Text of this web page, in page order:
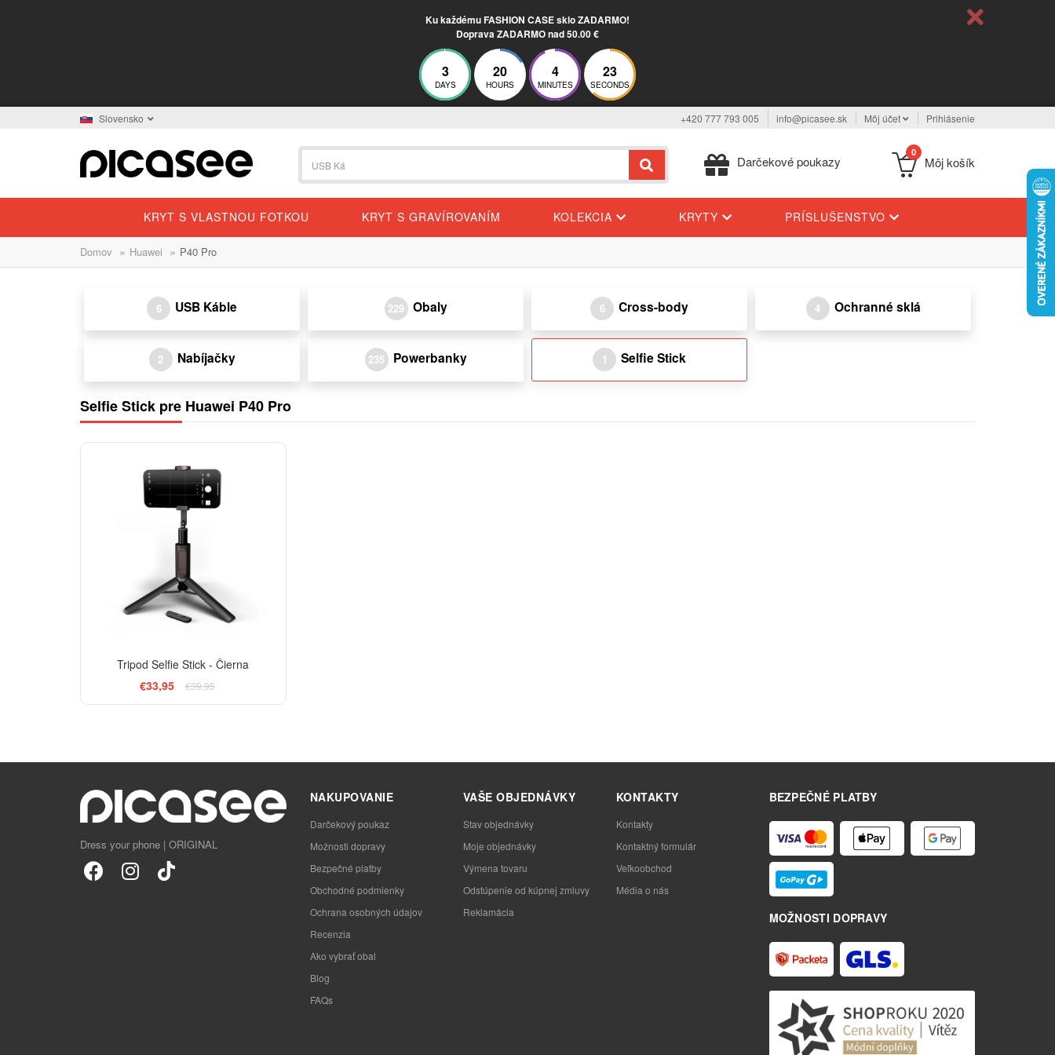
Ku každému FASHION CASE sklo ZADARMO!
Doprava ZADARMO nad 50.00 €
3
DAYS
20
HOURS
4
MINUTES
23
SECONDS
Slovensko +420 777 793 005 info@picasee.sk Môj účet Prihlásenie
Darčekové poukazy
0
Môj košík
KRYT S VLASTNOU FOTKOU KRYT S GRAVÍROVANÍM KOLEKCIA KRYTY PRÍSLUŠENSTVO
Domov » Huawei » P40 Pro
6 USB Káble 229 Obaly 6 Cross-body 4 Ochranné sklá
2 Nabíjačky 235 Powerbanky 1 Selfie Stick
Selfie Stick pre Huawei P40 Pro
Tripod Selfie Stick - Čierna
€33,95
€39,95
Dress your phone | ORIGINAL
BEZPEČNÉ PLATBY
MOŽNOSTI DOPRAVY
NAKUPOVANIE
Darčekový poukaz
Možnosti dopravy
Bezpečné platby
Obchodné podmienky
Ochrana osobných údajov
Recenzia
Ako vybrať obal
Blog
FAQs
VAŠE OBJEDNÁVKY
Stav objednávky
Moje objednávky
Výmena tovaru
Odstúpenie od kúpnej zmluvy
Reklamácia
KONTAKTY
Kontakty
Kontaktný formulár
Veľkoobchod
Média o nás